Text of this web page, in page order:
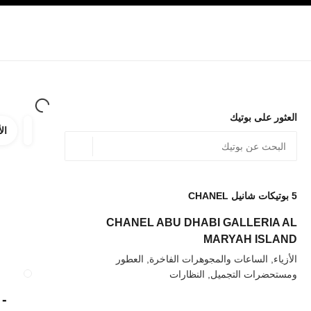
العثور على بوتيك
5 بوتيكات شانيل CHANEL
عودة إلى المرشحات
CHANEL ABU DHABI GALLERIA AL
MARYAH ISLAND
الأزياء, الساعات والمجوهرات الفاخرة, العطور
ومستحضرات التجميل, النظارات